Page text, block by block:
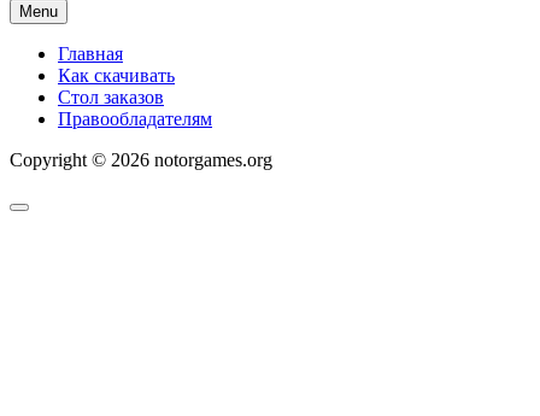
Menu
Главная
Как скачивать
Стол заказов
Правообладателям
Copyright © 2026 notorgames.org
Scroll